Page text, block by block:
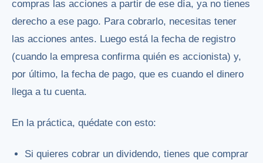
compras las acciones a partir de ese día, ya no tienes
derecho a ese pago. Para cobrarlo, necesitas tener
las acciones antes. Luego está la fecha de registro
(cuando la empresa confirma quién es accionista) y,
por último, la fecha de pago, que es cuando el dinero
llega a tu cuenta.
En la práctica, quédate con esto:
Si quieres cobrar un dividendo, tienes que comprar